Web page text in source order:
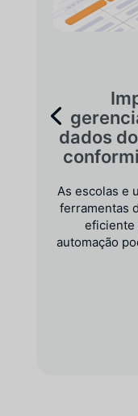
dados
As escolas e
ferramentas
eficiente
automação